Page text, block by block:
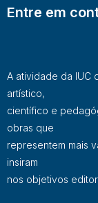
Entre em
A atividade da IUC
artístico,
científico e
obras que
representem mais
insiram
nos objetivos